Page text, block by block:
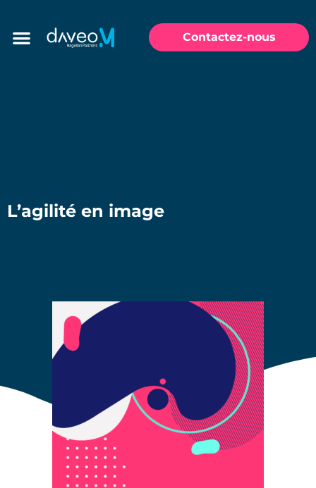
Contactez-nous
L’agilité en image